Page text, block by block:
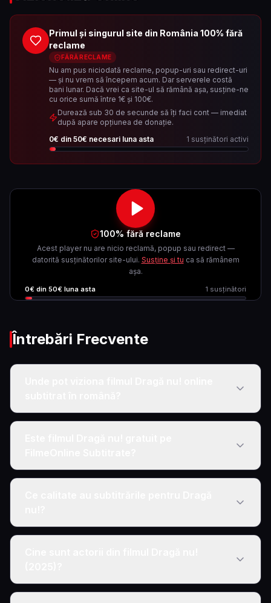
Primul și singurul site din România 100% fără
reclame
FĂRĂ RECLAME
Nu am pus niciodată reclame, popup-uri sau redirect-uri
— și nu vrem să începem acum. Dar serverele costă
bani lunar. Dacă vrei ca site-ul să rămână așa, susține-ne
cu orice sumă între 1€ și 100€.
Durează sub 30 de secunde să îți faci cont — imediat
după apare opțiunea de donație.
0€ din 50€ necesari luna asta 1 susținători activi
100% fără reclame
Acest player nu are nicio reclamă, popup sau redirect —
datorită susținătorilor site-ului. Susține și tu ca să rămânem
așa.
0€ din 50€ luna asta 1 susținători
Întrebări Frecvente